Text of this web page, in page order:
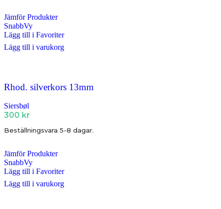
Jämför Produkter
SnabbVy
Lägg till i Favoriter
Lägg till i varukorg
Rhod. silverkors 13mm
Siersbøl
300 kr
Beställningsvara 5-8 dagar.
Jämför Produkter
SnabbVy
Lägg till i Favoriter
Lägg till i varukorg